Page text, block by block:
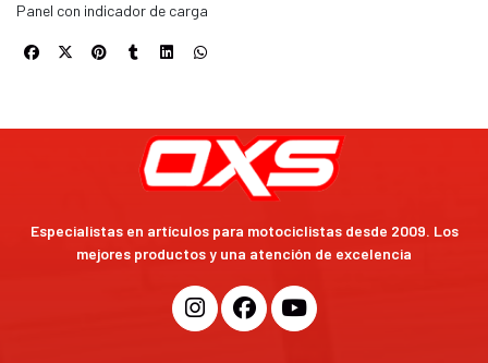
Panel con indicador de carga
Especialistas en artículos para motociclistas desde 2009. Los
mejores productos y una atención de excelencia